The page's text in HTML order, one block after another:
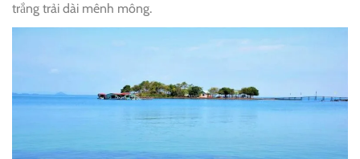
trắng trải dài mênh mông.